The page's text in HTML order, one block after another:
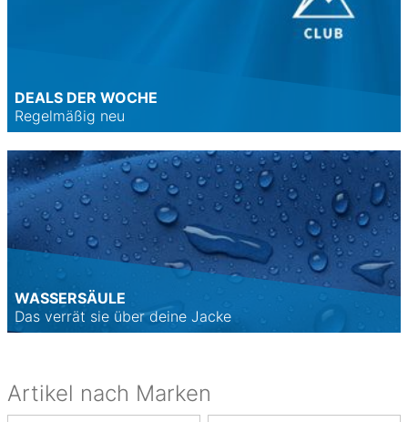
Artikel nach Marken
DEALS DER WOCHE
Regelmäßig neu
WASSERSÄULE
Das verrät sie über deine Jacke